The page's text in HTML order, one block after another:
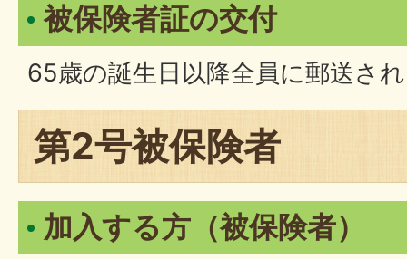
被保険者証の交付
65歳の誕生日以降全員に郵送さ
第2号被保険者
加入する方（被保険者）